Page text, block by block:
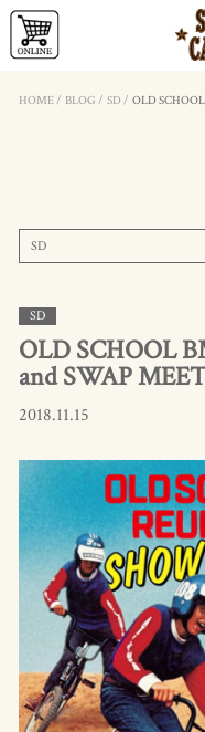
HOME/ BLOG / SD / OLD
SD
SD
OLD SCHOOL
and SWAP
2018.11.15